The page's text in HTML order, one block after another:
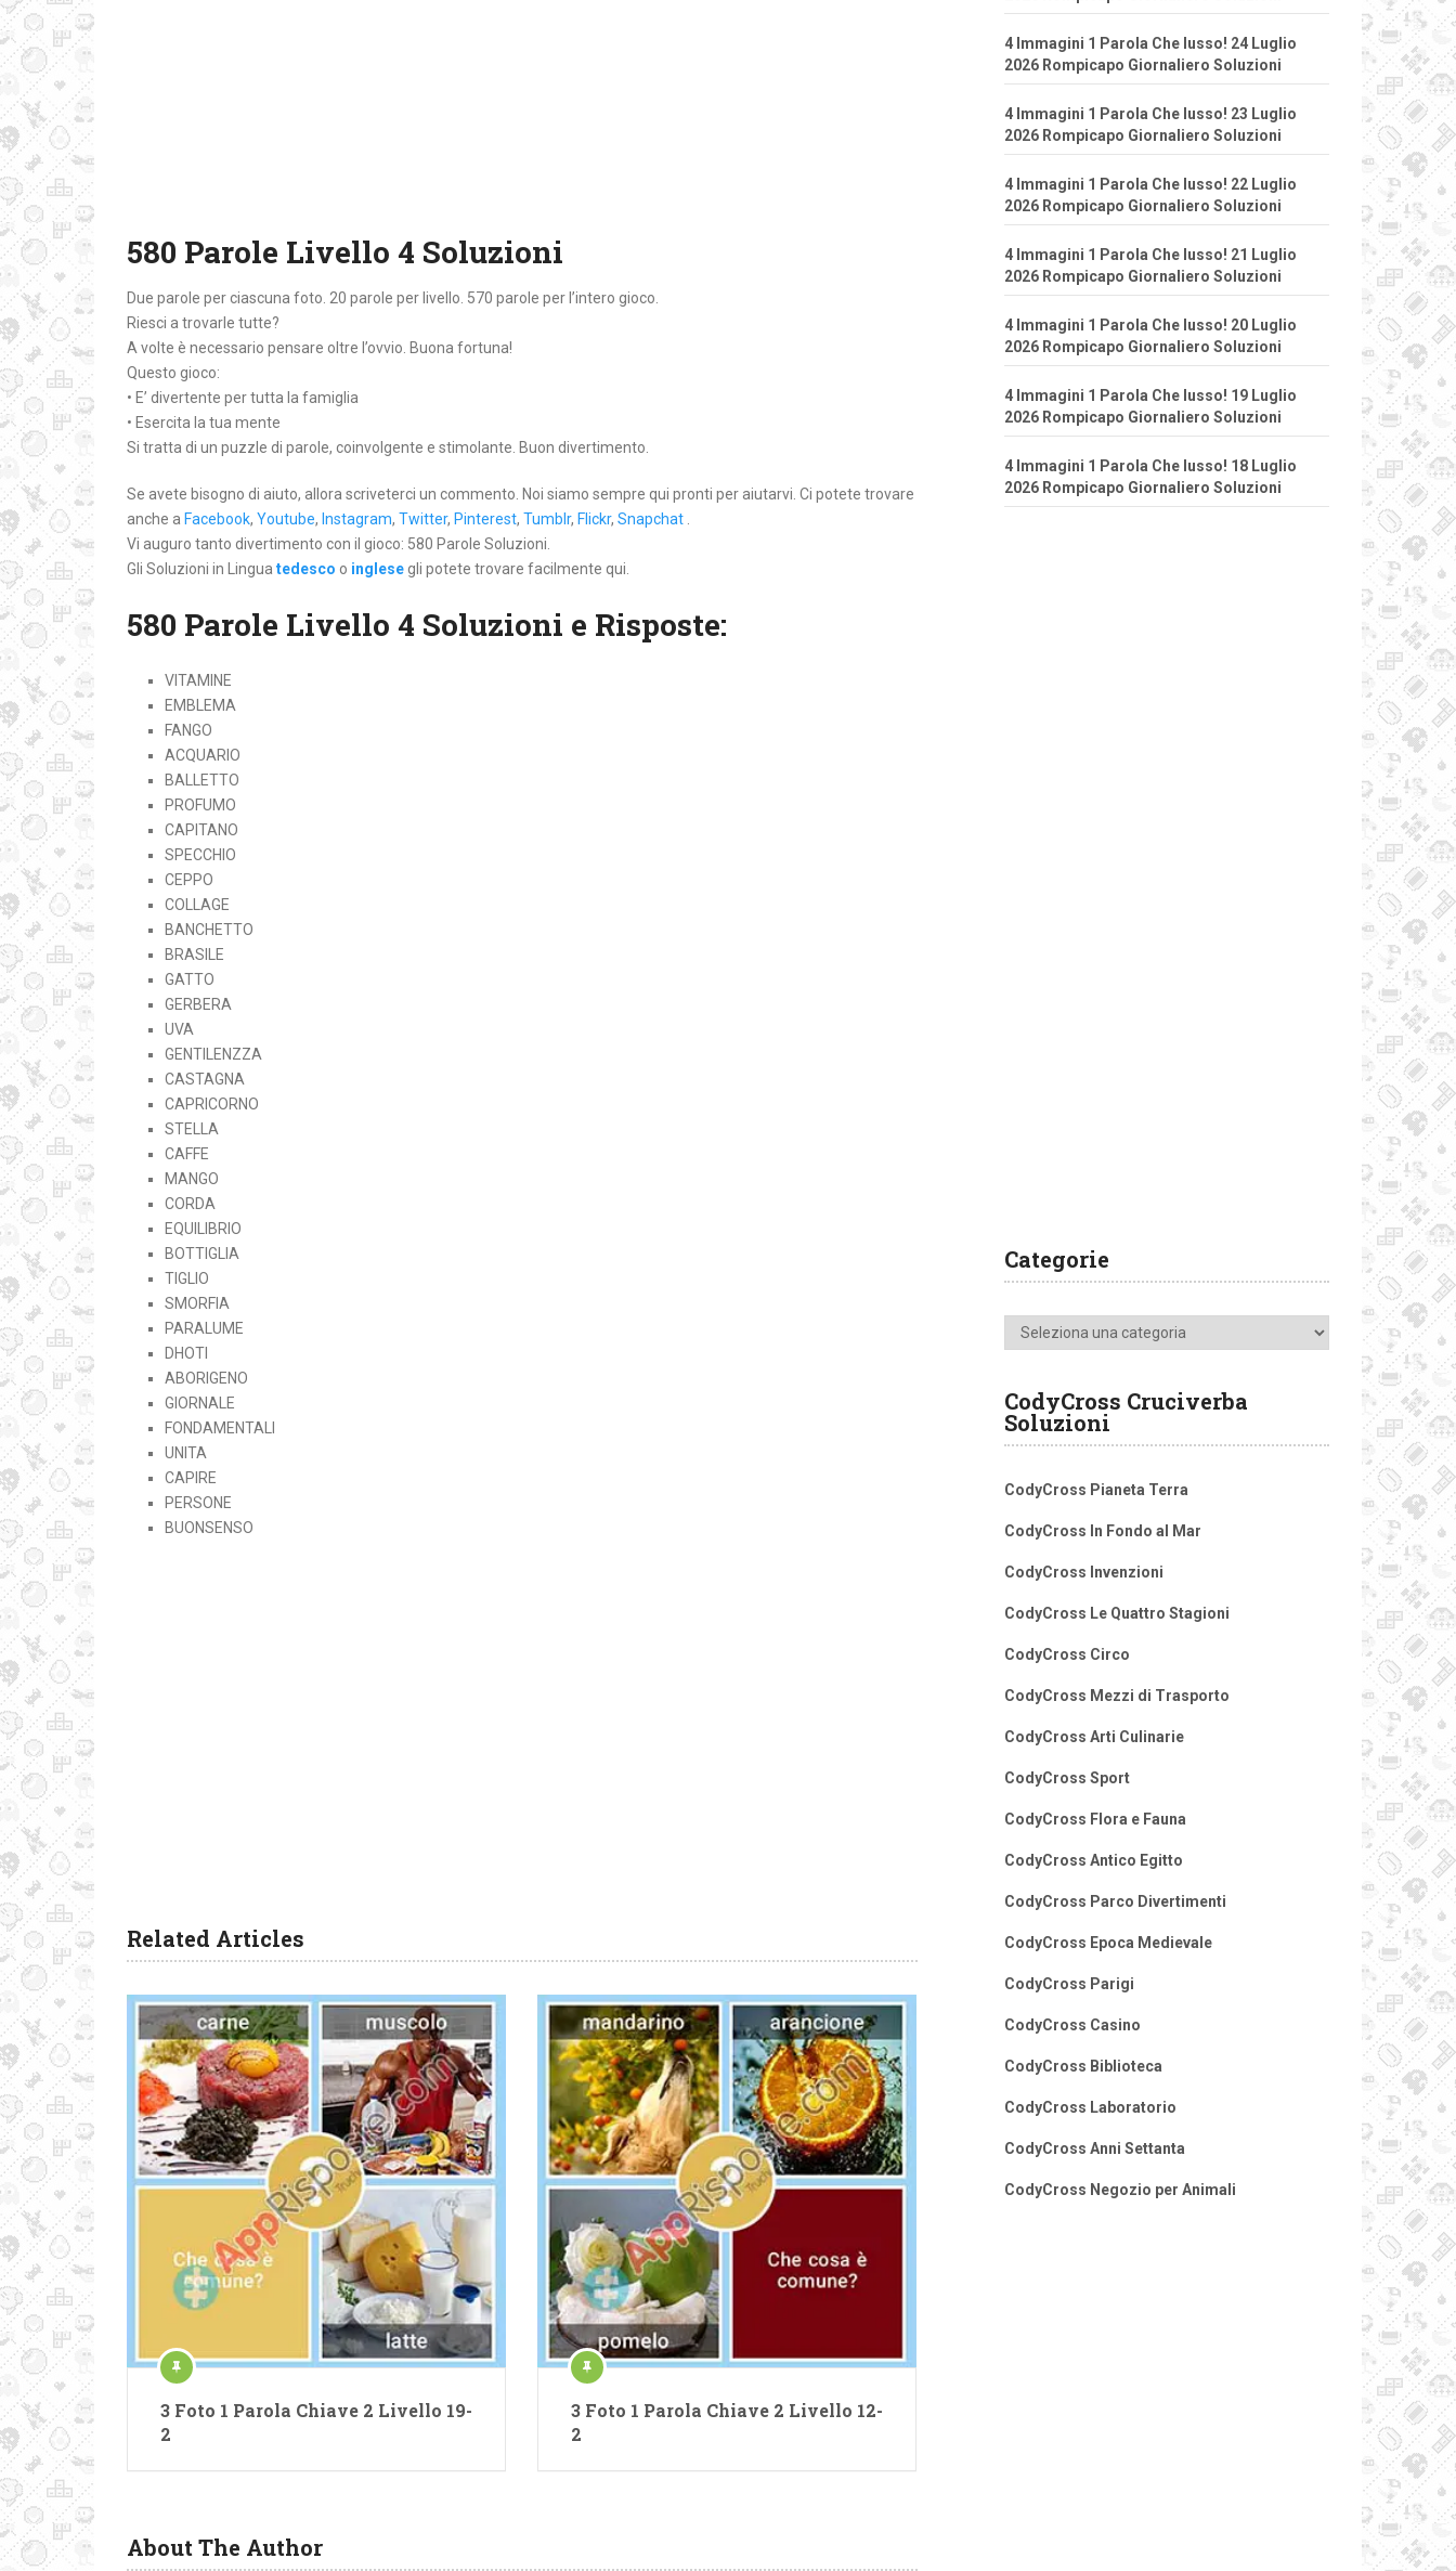
580 Parole Livello 4 Soluzioni
Due parole per ciascuna foto. 20 parole per livello. 570 parole per l’intero gioco.
Riesci a trovarle tutte?
A volte è necessario pensare oltre l’ovvio. Buona fortuna!
Questo gioco:
• E’ divertente per tutta la famiglia
• Esercita la tua mente
Si tratta di un puzzle di parole, coinvolgente e stimolante. Buon divertimento.
Se avete bisogno di aiuto, allora scriveterci un commento. Noi siamo sempre qui pronti per aiutarvi. Ci potete trovare
anche a Facebook, Youtube, Instagram, Twitter, Pinterest, Tumblr, Flickr, Snapchat
Vi auguro tanto divertimento con il gioco: 580 Parole Soluzioni.
Gli Soluzioni in Lingua tedesco o inglese gli potete trovare facilmente qui.
580 Parole Livello 4 Soluzioni e Risposte:
VITAMINE
EMBLEMA
FANGO
ACQUARIO
BALLETTO
PROFUMO
CAPITANO
SPECCHIO
CEPPO
COLLAGE
BANCHETTO
BRASILE
GATTO
GERBERA
UVA
GENTILENZZA
CASTAGNA
CAPRICORNO
STELLA
CAFFE
MANGO
CORDA
EQUILIBRIO
BOTTIGLIA
TIGLIO
SMORFIA
PARALUME
DHOTI
ABORIGENO
GIORNALE
FONDAMENTALI
UNITA
CAPIRE
PERSONE
BUONSENSO
Related Articles
3 Foto 1 Parola Chiave 2 Livello 19-
2
3 Foto 1 Parola Chiave 2 Livello 12-
2
About The Author
4 Immagini 1 Parola Che lusso! 24 Luglio
2026 Rompicapo Giornaliero Soluzioni
4 Immagini 1 Parola Che lusso! 23 Luglio
2026 Rompicapo Giornaliero Soluzioni
4 Immagini 1 Parola Che lusso! 22 Luglio
2026 Rompicapo Giornaliero Soluzioni
4 Immagini 1 Parola Che lusso! 21 Luglio
2026 Rompicapo Giornaliero Soluzioni
4 Immagini 1 Parola Che lusso! 20 Luglio
2026 Rompicapo Giornaliero Soluzioni
4 Immagini 1 Parola Che lusso! 19 Luglio
2026 Rompicapo Giornaliero Soluzioni
4 Immagini 1 Parola Che lusso! 18 Luglio
2026 Rompicapo Giornaliero Soluzioni
Categorie
Categorie
CodyCross Cruciverba
Soluzioni
CodyCross Pianeta Terra
CodyCross In Fondo al Mar
CodyCross Invenzioni
CodyCross Le Quattro Stagioni
CodyCross Circo
CodyCross Mezzi di Trasporto
CodyCross Arti Culinarie
CodyCross Sport
CodyCross Flora e Fauna
CodyCross Antico Egitto
CodyCross Parco Divertimenti
CodyCross Epoca Medievale
CodyCross Parigi
CodyCross Casino
CodyCross Biblioteca
CodyCross Laboratorio
CodyCross Anni Settanta
CodyCross Negozio per Animali